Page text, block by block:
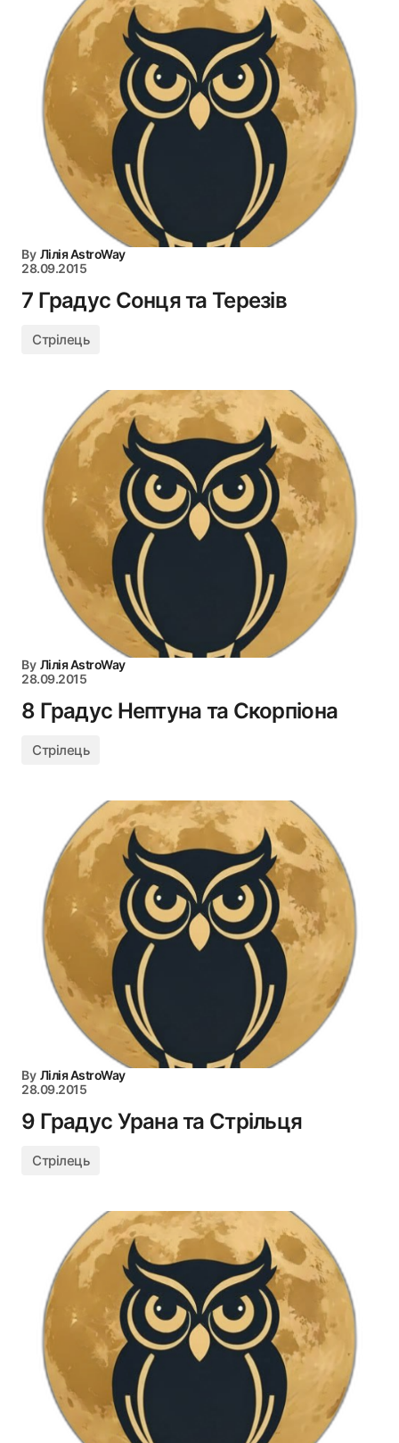
By Лілія AstroWay
28.09.2015
7 Градус Сонця та Терезів
Стрілець
By Лілія AstroWay
28.09.2015
8 Градус Нептуна та Скорпіона
Стрілець
By Лілія AstroWay
28.09.2015
9 Градус Урана та Стрільця
Стрілець